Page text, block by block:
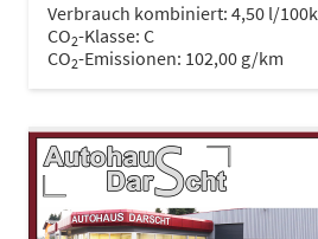
Verbrauch kombiniert: 4,50 l/
CO2-Klasse: C
CO2-Emissionen: 102,00 g/km